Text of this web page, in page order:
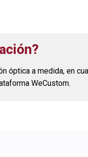
óptica a medida, en
WeCustom.